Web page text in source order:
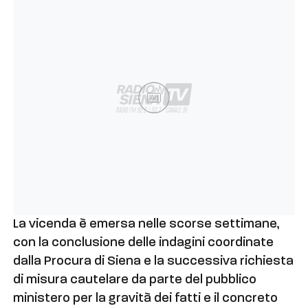
Ad
La vicenda è emersa nelle scorse settimane,
con la conclusione delle indagini coordinate
dalla Procura di Siena e la successiva richiesta
di misura cautelare da parte del pubblico
ministero per la gravità dei fatti e il concreto